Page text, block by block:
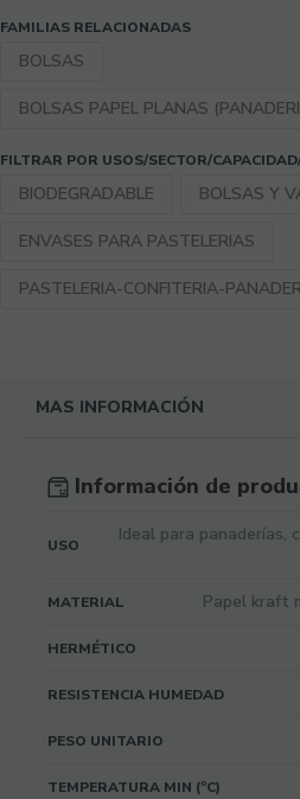
FAMILIAS RELACIONADAS
BOLSAS
BOLSAS PAPEL PLANAS
FILTRAR POR USOS/SECTOR/
BIODEGRADABLE BOLSAS Y
ENVASES PARA PASTELERIAS
PASTELERIA-CONFITERIA-
MAS INFORMACIÓN
Información de
USO
Ideal para panaderías,
MATERIAL Papel kraft
HERMÉTICO
RESISTENCIA HUMEDAD
PESO UNITARIO
TEMPERATURA MIN (ºC)